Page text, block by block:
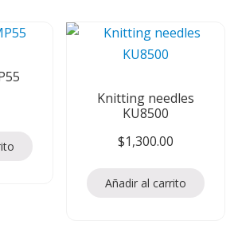
Knitting needles
KU8500
$1,300.00
Añadir al carrito